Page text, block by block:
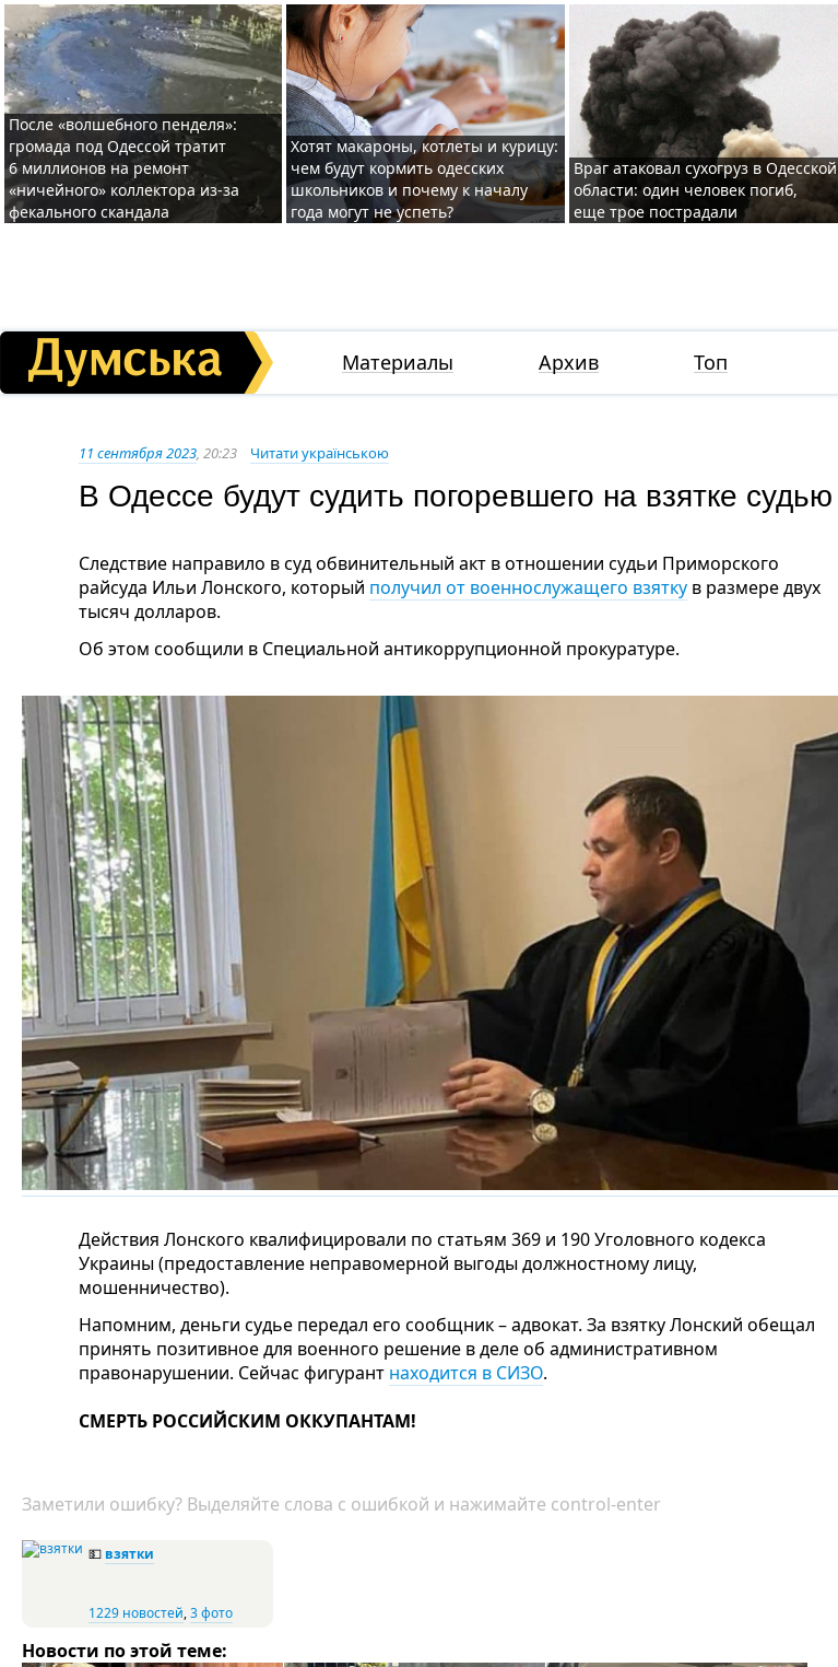
После «волшебного пенделя»:
громада под Одессой тратит
6 миллионов на ремонт
«ничейного» коллектора из-за
фекального скандала
Хотят макароны, котлеты и курицу:
чем будут кормить одесских
школьников и почему к началу
года могут не успеть?
Враг атаковал сухогруз в Одесской
области: один человек погиб,
еще трое пострадали
Материалы Архив Топ
11 сентября 2023, 20:23 Читати українською
В Одессе будут судить погоревшего на взятке судью
Следствие направило в суд обвинительный акт в отношении судьи Приморского
райсуда Ильи Лонского, который получил от военнослужащего взятку в размере двух
тысяч долларов.
Об этом сообщили в Специальной антикоррупционной прокуратуре.
Действия Лонского квалифицировали по статьям 369 и 190 Уголовного кодекса
Украины (предоставление неправомерной выгоды должностному лицу,
мошенничество).
Напомним, деньги судье передал его сообщник – адвокат. За взятку Лонский обещал
принять позитивное для военного решение в деле об административном
правонарушении. Сейчас фигурант находится в СИЗО.
СМЕРТЬ РОССИЙСКИМ ОККУПАНТАМ!
Заметили ошибку? Выделяйте слова с ошибкой и нажимайте control-enter
💵 взятки
1229 новостей,3 фото
Новости по этой теме: